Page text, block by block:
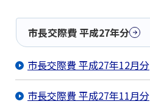
市長交際費 平成27年分
市長交際費 平成27年12月分
市長交際費 平成27年11月分